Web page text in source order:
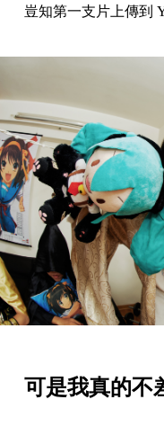
豈知第一支片上傳到
可是我真的不